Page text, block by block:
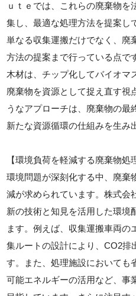
ｕｔｅでは、これらの廃棄物を
集し、最適な処理方法を提案し
単なる収集運搬だけでなく、廃
方法の提案まで行っている点で
木材は、チップ化してバイオマ
廃棄物を資源として捉え直す視
うなアプローチは、廃棄物の最
新たな資源循環の仕組みを生み
【環境負荷を軽減する廃棄物処
環境問題が深刻化する中、廃棄
減が求められています。株式
新の技術と知見を活用した環境
ます。例えば、収集運搬車両の
集ルートの設計により、CO2排
す。また、処理施設においても
可能エネルギーの活用など、事